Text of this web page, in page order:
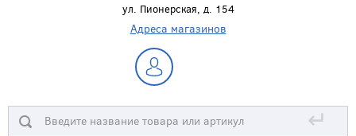
ул. Пионерская, д. 154
Адреса магазинов
↵